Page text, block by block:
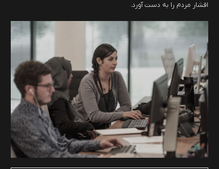
اقشار مردم را به دست آورد.